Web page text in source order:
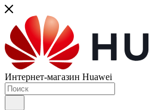
Интернет-магазин Huawei